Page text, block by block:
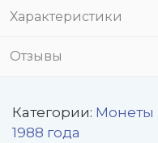
Характеристики
Отзывы
Категории: Монеты
1988 года